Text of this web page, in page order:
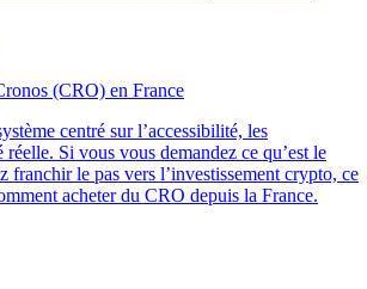
(CRO) en France
centré sur l’accessibilité, les
réelle. Si vous vous demandez ce qu’est le
franchir le pas vers l’investissement crypto, ce
acheter du CRO depuis la France.